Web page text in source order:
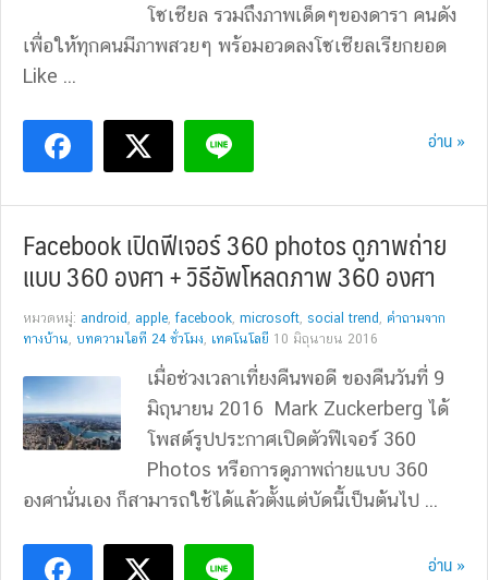
โซเชียล รวมถึงภาพเด็ดๆของดารา คนดัง
เพื่อให้ทุกคนมีภาพสวยๆ พร้อมอวดลงโซเชียลเรียกยอด
Like ...
อ่าน »
Facebook เปิดฟีเจอร์ 360 photos ดูภาพถ่าย
แบบ 360 องศา + วิธีอัพโหลดภาพ 360 องศา
หมวดหมู่: android , apple,facebook, microsoft, social trend , คำถามจาก
ทางบ้าน, บทความไอที 24 ชั่วโมง, เทคโนโลยี 10 มิถุนายน 2016
เมื่อช่วงเวลาเที่ยงคืนพอดี ของคืนวันที่ 9
มิถุนายน 2016 Mark Zuckerberg ได้
โพสต์รูปประกาศเปิดตัวฟีเจอร์ 360
Photos หรือการดูภาพถ่ายแบบ 360
องศานั่นเอง ก็สามารถใช้ได้แล้วตั้งแต่บัดนี้เป็นต้นไป ...
อ่าน »